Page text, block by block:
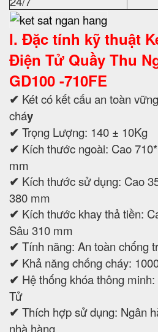
I. Đặc tính kỹ thuật
Điện Tử Quầy Thu
GD100 -710FE
✔ Két có kết cấu an toàn
cháy
✔ Trọng Lượng: 140 ± 10Kg
✔ Kích thước ngoài: Cao
mm
✔ Kích thước sử dụng: Cao
380 mm
✔ Kích thước khay thả tiền:
Sâu 310 mm
✔ Tính năng: An toàn chống
✔ Khả năng chống cháy:
✔ Hệ thống khóa thông
Tử
✔ Thích hợp sử dụng: Ngân
nhà hàng...